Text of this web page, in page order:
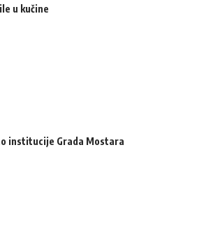
u kučine
institucije Grada Mostara